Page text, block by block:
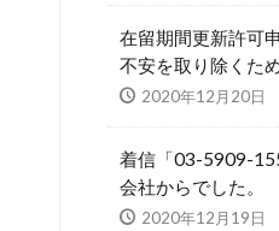
在留期間更新許可
不安を取り除くた
2020年12月20日
着信「03-5909-
会社からでした。
2020年12月19日